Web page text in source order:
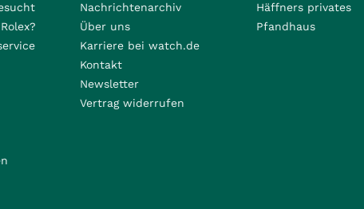
Nachrichtenarchiv
Über uns
Karriere bei watch.de
Kontakt
Newsletter
Vertrag widerrufen
Häffners privates
Pfandhaus